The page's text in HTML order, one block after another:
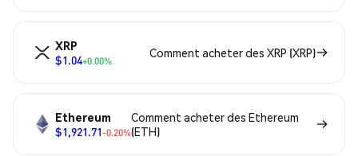
XRP
$1.04+0.00%
Comment acheter des XRP (XRP)
Ethereum
$1,921.71-0.20%
Comment acheter des Ethereum
(ETH)